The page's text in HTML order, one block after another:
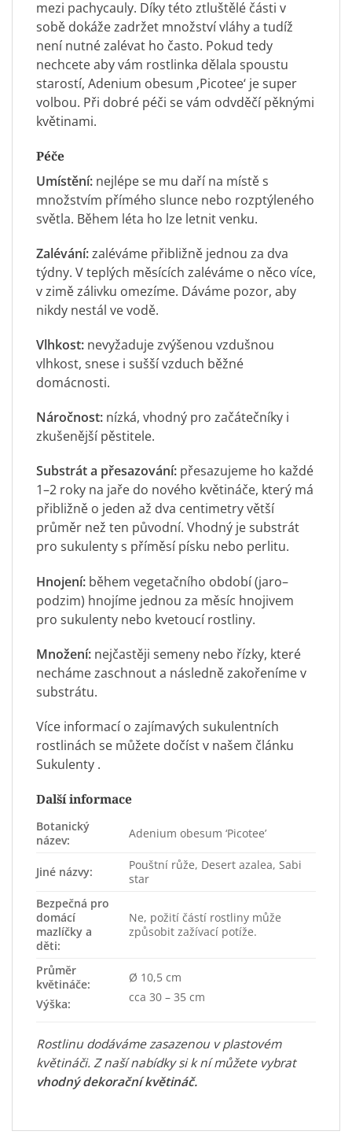
mezi pachycauly. Díky této ztluštělé části v
sobě dokáže zadržet množství vláhy a tudíž
není nutné zalévat ho často. Pokud tedy
nechcete aby vám rostlinka dělala spoustu
starostí, Adenium obesum ‚Picotee‘ je super
volbou. Při dobré péči se vám odvděčí pěknými
květinami.
Péče
Umístění: nejlépe se mu daří na místě s
množstvím přímého slunce nebo rozptýleného
světla. Během léta ho lze letnit venku.
Zalévání:zaléváme přibližně jednou za dva
týdny. V teplých měsících zaléváme o něco více,
v zimě zálivku omezíme. Dáváme pozor, aby
nikdy nestál ve vodě.
Vlhkost: nevyžaduje zvýšenou vzdušnou
vlhkost, snese i sušší vzduch běžné
domácnosti.
Náročnost: nízká, vhodný pro začátečníky i
zkušenější pěstitele.
Substrát a přesazování: přesazujeme ho každé
1–2 roky na jaře do nového květináče, který má
přibližně o jeden až dva centimetry větší
průměr než ten původní. Vhodný je substrát
pro sukulenty s příměsí písku nebo perlitu.
Hnojení: během vegetačního období (jaro–
podzim) hnojíme jednou za měsíc hnojivem
pro sukulenty nebo kvetoucí rostliny.
Množení: nejčastěji semeny nebo řízky, které
necháme zaschnout a následně zakořeníme v
substrátu.
Více informací o zajímavých sukulentních
rostlinách se můžete dočíst v našem článku
Sukulenty .
Další informace
Botanický
název:
Adenium obesum ‘Picotee’
Jiné názvy:
Pouštní růže, Desert azalea, Sabi
star
Bezpečná pro
domácí
mazlíčky a
děti:
Ne, požití částí rostliny může
způsobit zažívací potíže.
Průměr
květináče:
Výška:
Ø 10,5 cm
cca 30 – 35 cm
Rostlinu dodáváme zasazenou v plastovém
květináči. Z naší nabídky si k ní můžete vybrat
vhodný dekorační květináč.